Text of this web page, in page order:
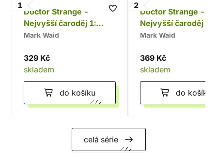
1
Doctor Strange -
Nejvyšší čaroděj 1:
Napříč vesmírem
Mark Waid
329 Kč
skladem
do košíku
2
Doctor Strange -
Nejvyšší čaroděj 2:
Úhrada
Mark Waid
369 Kč
skladem
do košíku
celá série